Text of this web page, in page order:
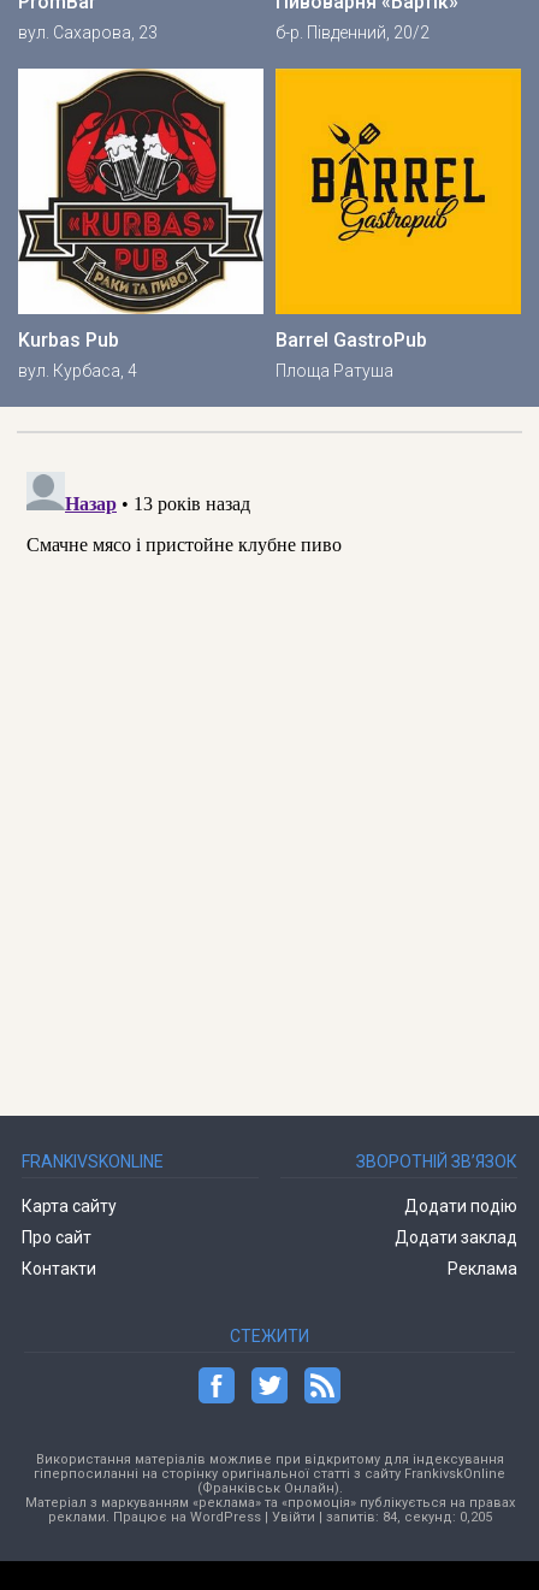
вул. Сахарова, 23 б-р. Південний, 20/2
Kurbas Pub
вул. Курбаса, 4
Barrel GastroPub
Площа Ратуша
FRANKIVSKONLINE
Карта сайту
Про сайт
Контакти
ЗВОРОТНІЙ ЗВ’ЯЗОК
Додати подію
Додати заклад
Реклама
СТЕЖИТИ
Використання матеріалів можливе при відкритому для індексування
гіперпосиланні на сторінку оригінальної статті з сайту FrankivskOnline
(Франківськ Онлайн).
Матеріал з маркуванням «реклама» та «промоція» публікується на правах
реклами. Працює на WordPress| Увійти | запитів: 84, секунд: 0,205